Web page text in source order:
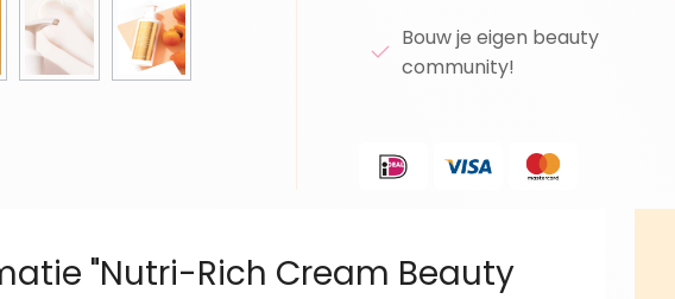
Bouw je eigen beauty
community!
"Nutri-Rich Cream Beauty